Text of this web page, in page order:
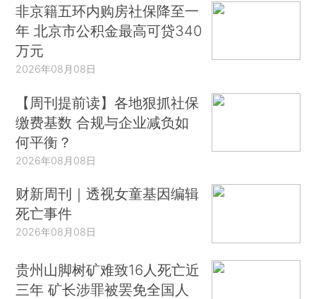
非京籍五环内购房社保降至一
年 北京市公积金最高可贷340
万元
2026年08月08日
【周刊提前读】各地狠抓社保
缴费基数 合规与企业减负如
何平衡？
2026年08月08日
财新周刊｜透视女童基因编辑
死亡事件
2026年08月08日
贵州山脚树矿难致16人死亡近
三年 矿长涉罪被罢免全国人